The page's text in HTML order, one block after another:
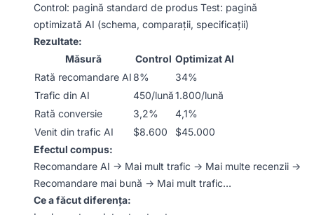
Control: pagină standard de produs Test: pagină
optimizată AI (schema, comparații, specificații)
Rezultate:
Măsură
Control Optimizat AI
Rată recomandare AI8%
34%
Trafic din AI
450/lună1.800/lună
Rată conversie
3,2%
4,1%
Venit din trafic AI
$8.600
$45.000
Efectul compus:
Recomandare AI → Mai mult trafic → Mai multe recenzii →
Recomandare mai bună → Mai mult trafic…
Ce a făcut diferența: